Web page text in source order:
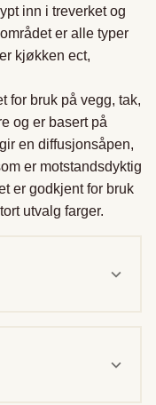
inn i treverket og
er alle typer
kjøkken ect,
for bruk på vegg, tak,
og er basert på
en diffusjonsåpen,
er motstandsdyktig
er godkjent for bruk
utvalg farger.